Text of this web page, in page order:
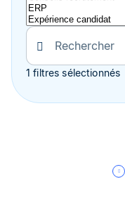
1 filtres sélectionnés